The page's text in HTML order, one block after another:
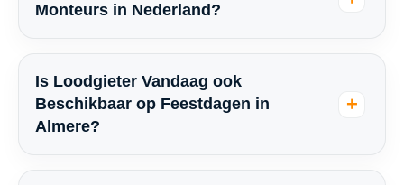
Monteurs in Nederland?
Is Loodgieter Vandaag ook
Beschikbaar op Feestdagen in
Almere?